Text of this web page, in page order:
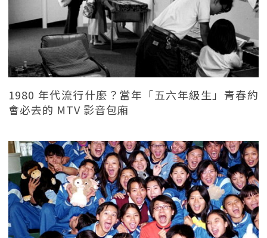
1980 年代流行什麼？當年「五六年級生」青春約
會必去的 MTV 影音包廂